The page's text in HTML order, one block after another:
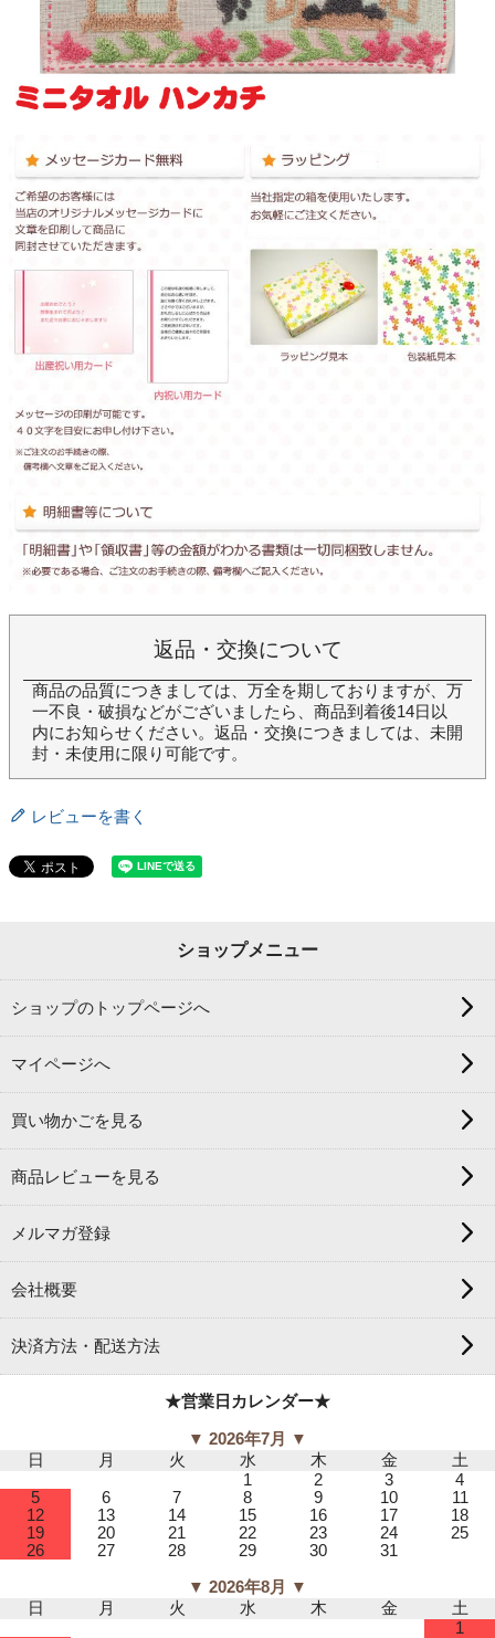
返品・交換について
商品の品質につきましては、万全を期しておりますが、万
一不良・破損などがございましたら、商品到着後14日以
内にお知らせください。返品・交換につきましては、未開
封・未使用に限り可能です。
レビューを書く
ショップメニュー
ショップのトップページへ
マイページへ
買い物かごを見る
商品レビューを見る
メルマガ登録
会社概要
決済方法・配送方法
★営業日カレンダー★
▼ 2026年7月 ▼
日
月 火 水 木 金
土
1
2 3
4
5
6 7 8 9 10
11
12
13 14 15 16 17
18
19
20 21 22 23 24
25
26
27 28 29 30 31
▼ 2026年8月 ▼
日
月 火 水 木 金
土
1